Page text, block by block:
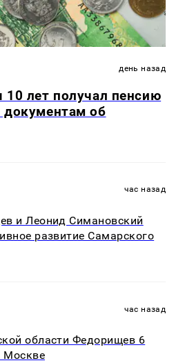
день назад
лет получал пенсию
об
час назад
и Леонид Симановский
развитие Самарского
час назад
области Федорищев 6
Москве